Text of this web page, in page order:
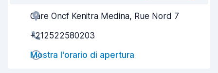
Gentilezza degli agenti
Rapidità del ritiro
Rapidità della riconsegna
Gare Oncf Kenitra Medina, Rue Nord 7
+212522580203
Mostra l'orario di apertura